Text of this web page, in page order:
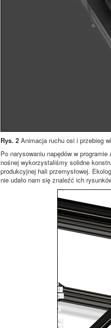
Rys. 2 Animacja ruchu osi i przebieg
Po narysowaniu napędów w
nośnej wykorzystaliśmy solidne
produkcyjnej hali przemysłowej.
nie udało nam się znaleźć ich